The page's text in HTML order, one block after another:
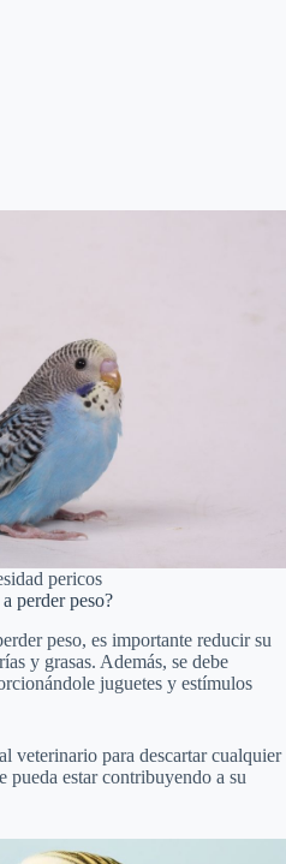
pericos
perder peso?
peso, es importante reducir su
y grasas. Además, se debe
juguetes y estímulos
veterinario para descartar cualquier
pueda estar contribuyendo a su